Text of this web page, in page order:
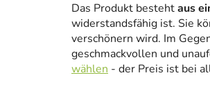
Das Produkt bestehtaus
widerstandsfähig ist. Sie
verschönern wird. Im
geschmackvollen und
wählen - der Preis ist bei